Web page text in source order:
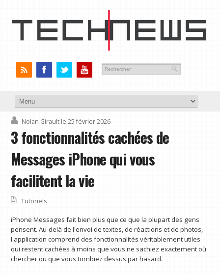
Nolan Girault le 25 février 2026
3 fonctionnalités cachées de
Messages iPhone qui vous
facilitent la vie
Tutoriels
iPhone Messages fait bien plus que ce que la plupart des gens
pensent. Au-delà de l'envoi de textes, de réactions et de photos,
l'application comprend des fonctionnalités véritablement utiles
qui restent cachées à moins que vous ne sachiez exactement où
chercher ou que vous tombiez dessus par hasard.